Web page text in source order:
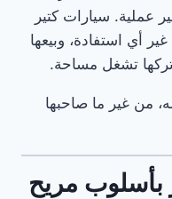
عملية. سيارات كتير
أي استفادة، وبيعها
تشغل مساحة.
من غير ما صاحبها
بأسلوب مريح